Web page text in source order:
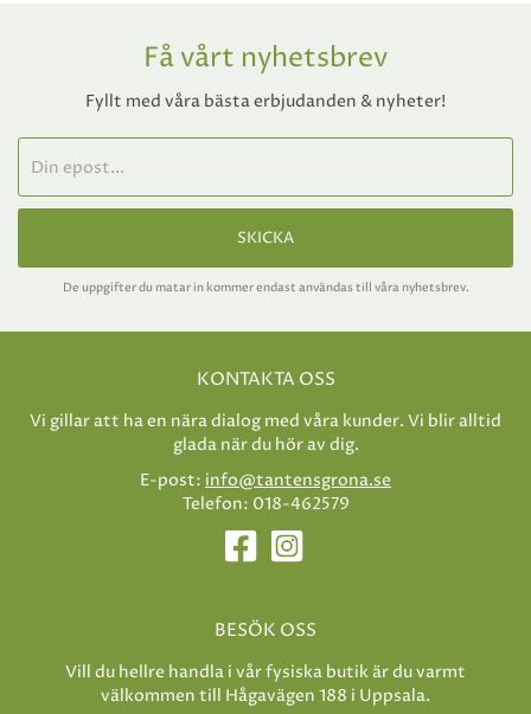
Få vårt nyhetsbrev
Fyllt med våra bästa erbjudanden & nyheter!
SKICKA
De uppgifter du matar in kommer endast användas till våra nyhetsbrev.
KONTAKTA OSS
Vi gillar att ha en nära dialog med våra kunder. Vi blir alltid
glada när du hör av dig.
E-post: info@tantensgrona.se
Telefon: 018-462579
BESÖK OSS
Vill du hellre handla i vår fysiska butik är du varmt
välkommen till Hågavägen 188 i Uppsala.